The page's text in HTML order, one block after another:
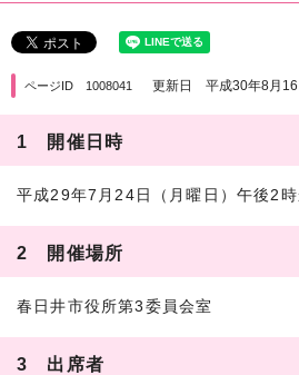
ページID 1008041 更新日 平成30年8月16
1 開催日時
平成29年7月24日（月曜日）午後2
2 開催場所
春日井市役所第3委員会室
3 出席者